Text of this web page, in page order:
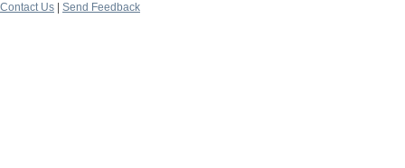
Contact Us
Send Feedback